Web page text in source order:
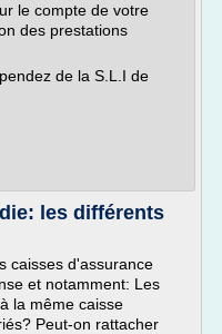
le compte de votre
des prestations
de la S.L.I de
les différents
caisses d'assurance
et notamment: Les
la même caisse
Peut-on rattacher